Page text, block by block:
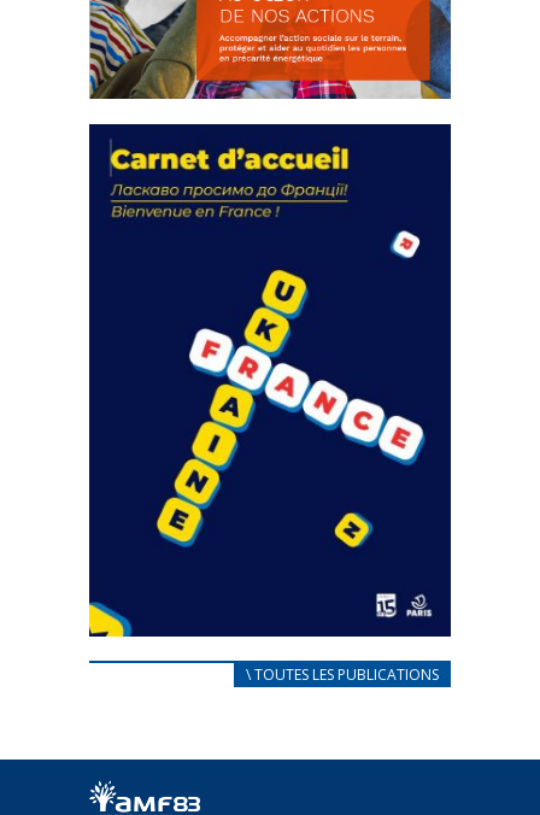
actions
18 septembre 2023
FEUILLETER
CARNET D’ACCUEIL
Afin d’accompagner au mieux les réfugiés
\ TOUTES LES PUBLICATIONS